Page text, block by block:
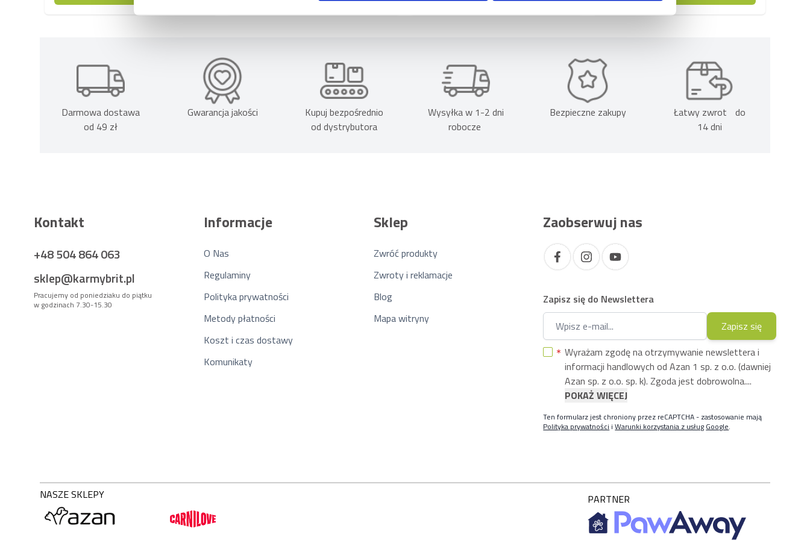
Darmowa dostawa
od 49 zł
Gwarancja jakości
Kupuj bezpośrednio
od dystrybutora
Wysyłka w 1-2 dni
robocze
Bezpieczne zakupy
Łatwy zwrot do
14 dni
Kontakt
+48 504 864 063
sklep@karmybrit.pl
Pracujemy od poniedziaku do piątku
w godzinach 7.30-15.30
Informacje
O Nas
Regulaminy
Polityka prywatności
Metody płatności
Koszt i czas dostawy
Komunikaty
Sklep
Zwróć produkty
Zwroty i reklamacje
Blog
Mapa witryny
Zaobserwuj nas
Zapisz się do Newslettera
Adres e-mail
Zapisz się
Wyrażam zgodę na otrzymywanie newslettera i
informacji handlowych od Azan 1 sp. z o.o. (dawniej
Azan sp. z o.o. sp. k). Zgoda jest dobrowolna....
POKAŻ WIĘCEJ
Ten formularz jest chroniony przez reCAPTCHA - zastosowanie mają
Polityka prywatności iWarunki korzystania z usług Google.
NASZE SKLEPY PARTNER